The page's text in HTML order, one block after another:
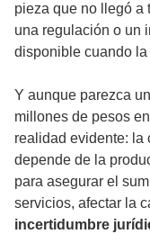
pieza que no llegó a
una regulación o un
disponible cuando
Y aunque parezca
millones de pesos
realidad evidente: la
depende de la
para asegurar el
servicios, afectar la
incertidumbre